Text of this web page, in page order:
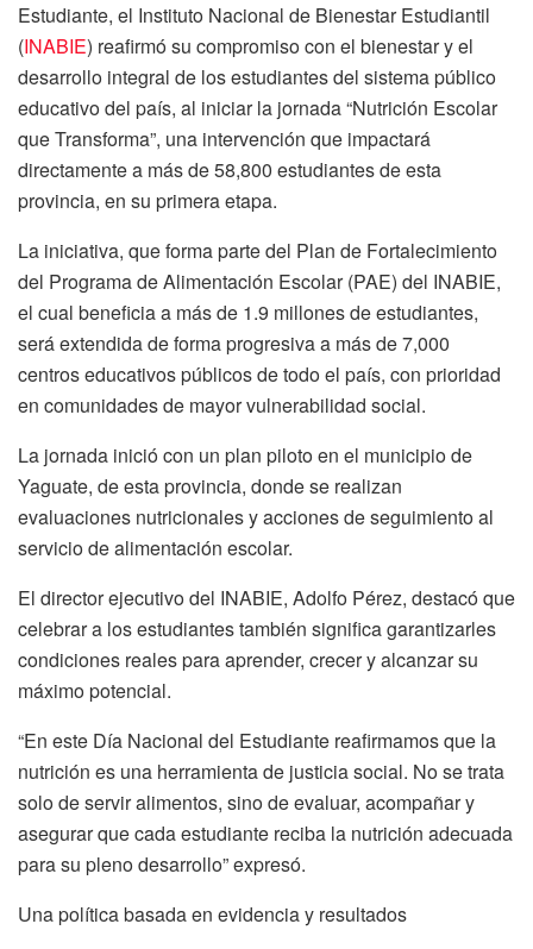
Estudiante, el Instituto Nacional de Bienestar Estudiantil
(INABIE) reafirmó su compromiso con el bienestar y el
desarrollo integral de los estudiantes del sistema público
educativo del país, al iniciar la jornada “Nutrición Escolar
que Transforma”, una intervención que impactará
directamente a más de 58,800 estudiantes de esta
provincia, en su primera etapa.
La iniciativa, que forma parte del Plan de Fortalecimiento
del Programa de Alimentación Escolar (PAE) del INABIE,
el cual beneficia a más de 1.9 millones de estudiantes,
será extendida de forma progresiva a más de 7,000
centros educativos públicos de todo el país, con prioridad
en comunidades de mayor vulnerabilidad social.
La jornada inició con un plan piloto en el municipio de
Yaguate, de esta provincia, donde se realizan
evaluaciones nutricionales y acciones de seguimiento al
servicio de alimentación escolar.
El director ejecutivo del INABIE, Adolfo Pérez, destacó que
celebrar a los estudiantes también significa garantizarles
condiciones reales para aprender, crecer y alcanzar su
máximo potencial.
“En este Día Nacional del Estudiante reafirmamos que la
nutrición es una herramienta de justicia social. No se trata
solo de servir alimentos, sino de evaluar, acompañar y
asegurar que cada estudiante reciba la nutrición adecuada
para su pleno desarrollo” expresó.
Una política basada en evidencia y resultados